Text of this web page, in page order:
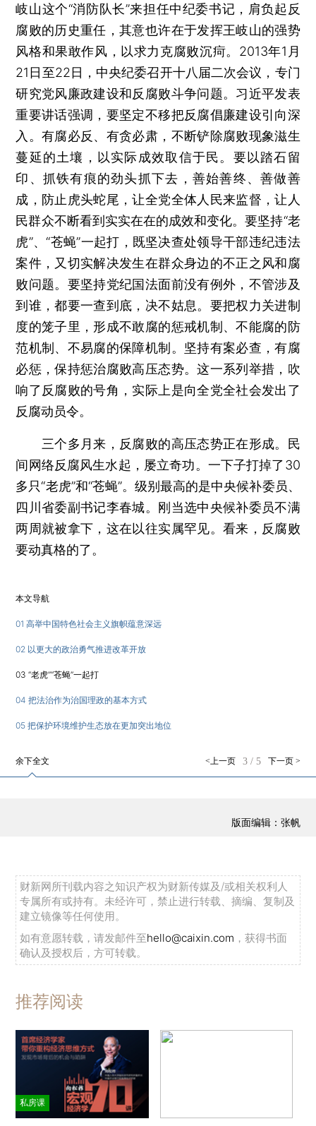
岐山这个“消防队长”来担任中纪委书记，肩负起反
腐败的历史重任，其意也许在于发挥王岐山的强势
风格和果敢作风，以求力克腐败沉疴。2013年1月
21日至22日，中央纪委召开十八届二次会议，专门
研究党风廉政建设和反腐败斗争问题。习近平发表
重要讲话强调，要坚定不移把反腐倡廉建设引向深
入。有腐必反、有贪必肃，不断铲除腐败现象滋生
蔓延的土壤，以实际成效取信于民。要以踏石留
印、抓铁有痕的劲头抓下去，善始善终、善做善
成，防止虎头蛇尾，让全党全体人民来监督，让人
民群众不断看到实实在在的成效和变化。要坚持“老
虎”、“苍蝇”一起打，既坚决查处领导干部违纪违法
案件，又切实解决发生在群众身边的不正之风和腐
败问题。要坚持党纪国法面前没有例外，不管涉及
到谁，都要一查到底，决不姑息。要把权力关进制
度的笼子里，形成不敢腐的惩戒机制、不能腐的防
范机制、不易腐的保障机制。坚持有案必查，有腐
必惩，保持惩治腐败高压态势。这一系列举措，吹
响了反腐败的号角，实际上是向全党全社会发出了
反腐动员令。
三个多月来，反腐败的高压态势正在形成。民
间网络反腐风生水起，屡立奇功。一下子打掉了30
多只“老虎”和“苍蝇”。级别最高的是中央候补委员、
四川省委副书记李春城。刚当选中央候补委员不满
两周就被拿下，这在以往实属罕见。看来，反腐败
要动真格的了。
本文导航
01 高举中国特色社会主义旗帜蕴意深远
02 以更大的政治勇气推进改革开放
03 “老虎”“苍蝇”一起打
04 把法治作为治国理政的基本方式
05 把保护环境维护生态放在更加突出地位
余下全文 下一页 >
3/ 5
<上一页
版面编辑：张帆
财新网所刊载内容之知识产权为财新传媒及/或相关权利人
专属所有或持有。未经许可，禁止进行转载、摘编、复制及
建立镜像等任何使用。
如有意愿转载，请发邮件至hello@caixin.com ，获得书面
确认及授权后，方可转载。
推荐阅读
私房课